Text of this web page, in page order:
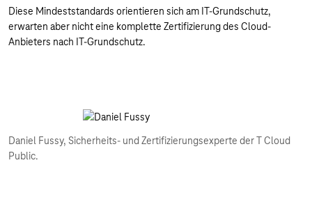
Diese Mindeststandards orientieren sich am IT-Grundschutz,
erwarten aber nicht eine komplette Zertifizierung des Cloud-
Anbieters nach IT-Grundschutz.
Daniel Fussy, Sicherheits- und Zertifizierungsexperte der T Cloud
Public.